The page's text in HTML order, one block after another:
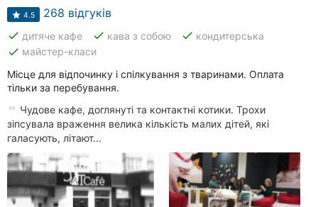
4.5 268 відгуків
done дитяче кафе done кава з собою done кондитерська
done майстер-класи
Місце для відпочинку і спілкування з тваринами. Оплата
тільки за перебування.
Чудове кафе, доглянуті та контактні котики. Трохи
зіпсувала враження велика кількість малих дітей, які
галасують, літают...